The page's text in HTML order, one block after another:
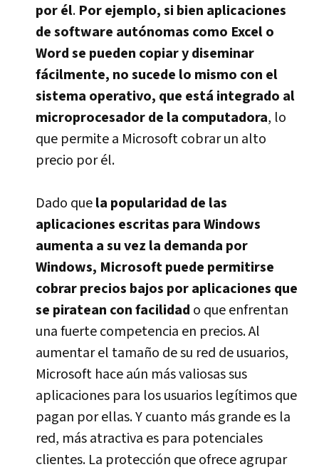
por él. Por ejemplo, si bien aplicaciones
de software autónomas como Excel o
Word se pueden copiar y diseminar
fácilmente, no sucede lo mismo con el
sistema operativo, que está integrado al
microprocesador de la computadora, lo
que permite a Microsoft cobrar un alto
precio por él.
Dado quela popularidad de las
aplicaciones escritas para Windows
aumenta a su vez la demanda por
Windows, Microsoft puede permitirse
cobrar precios bajos por aplicaciones que
se piratean con facilidad o que enfrentan
una fuerte competencia en precios. Al
aumentar el tamaño de su red de usuarios,
Microsoft hace aún más valiosas sus
aplicaciones para los usuarios legí­timos que
pagan por ellas. Y cuanto más grande es la
red, más atractiva es para potenciales
clientes. La protección que ofrece agrupar